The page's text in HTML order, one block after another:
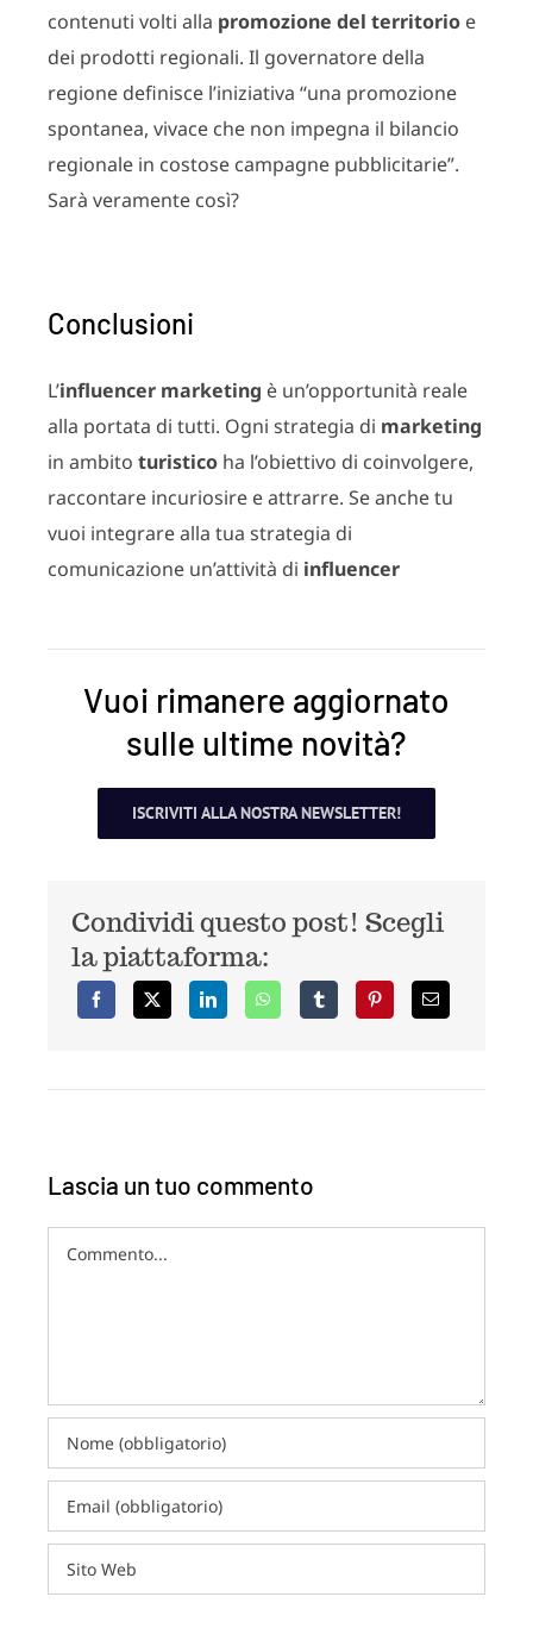
contenuti volti alla promozione del territorioe
dei prodotti regionali. Il governatore della
regione definisce l’iniziativa “una promozione
spontanea, vivace che non impegna il bilancio
regionale in costose campagne pubblicitarie”.
Sarà veramente così?
Conclusioni
L’influencer marketing è un’opportunità reale
alla portata di tutti. Ogni strategia di marketing
in ambito turisticoha l’obiettivo di coinvolgere,
raccontare incuriosire e attrarre. Se anche tu
vuoi integrare alla tua strategia di
comunicazione un’attività di influencer
Vuoi rimanere aggiornato
sulle ultime novità?
ISCRIVITI ALLA NOSTRA NEWSLETTER!
Condividi questo post! Scegli
la piattaforma:
Lascia un tuo commento
Commento